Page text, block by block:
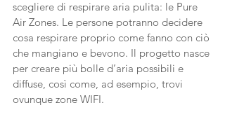
scegliere di respirare aria pulita: le Pure
Air Zones. Le persone potranno decidere
cosa respirare proprio come fanno con ciò
che mangiano e bevono. Il progetto nasce
per creare più bolle d’aria possibili e
diffuse, così come, ad esempio, trovi
ovunque zone WIFI.